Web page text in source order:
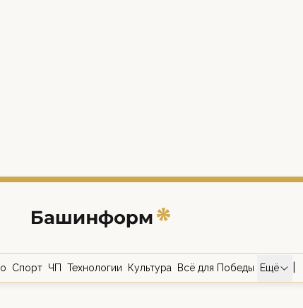
Спорт ЧП Технологии Культура Всё для Победы Ещё